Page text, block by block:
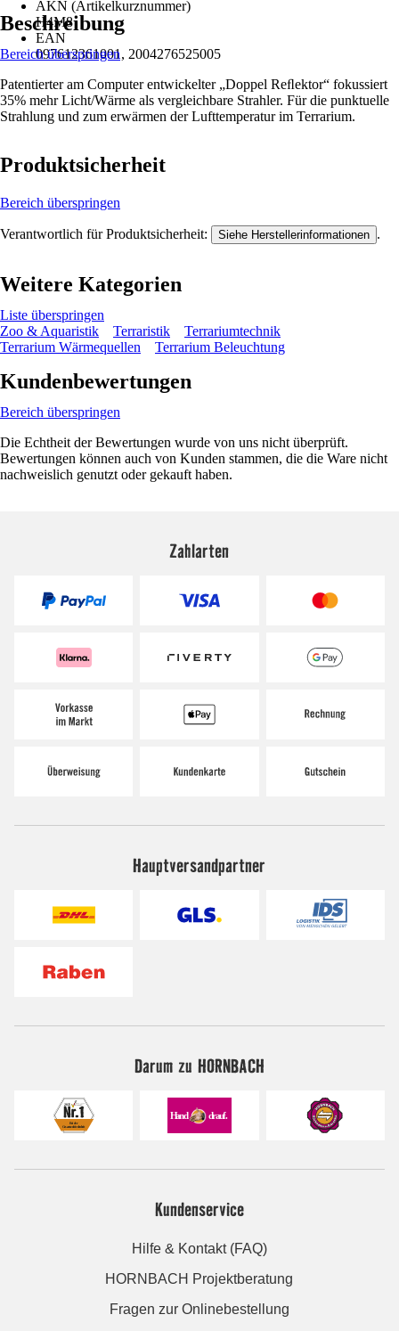
AKN (Artikelkurznummer)
H4M8
EAN
097612361001, 2004276525005
Beschreibung
Bereich überspringen
Patentierter am Computer entwickelter „Doppel Reﬂektor“ fokussiert
35% mehr Licht/Wärme als vergleichbare Strahler. Für die punktuelle
Strahlung und zum erwärmen der Lufttemperatur im Terrarium.
Produktsicherheit
Bereich überspringen
Verantwortlich für Produktsicherheit: Siehe Herstellerinformationen .
Weitere Kategorien
Liste überspringen
Zoo & Aquaristik
Terraristik
Terrariumtechnik
Terrarium Wärmequellen
Terrarium Beleuchtung
Kundenbewertungen
Bereich überspringen
Die Echtheit der Bewertungen wurde von uns nicht überprüft.
Bewertungen können auch von Kunden stammen, die die Ware nicht
nachweislich genutzt oder gekauft haben.
Zahlarten
Hauptversandpartner
Darum zu HORNBACH
Kundenservice
Hilfe & Kontakt (FAQ)
HORNBACH Projektberatung
Fragen zur Onlinebestellung